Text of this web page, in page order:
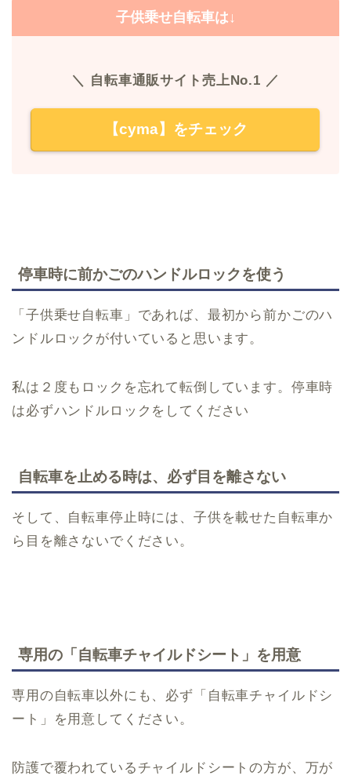
子供乗せ自転車は↓
＼ 自転車通販サイト売上No.1 ／
【cyma】をチェック
停車時に前かごのハンドルロックを使う
「子供乗せ自転車」であれば、最初から前かごのハ
ンドルロックが付いていると思います。
私は２度もロックを忘れて転倒しています。停車時
は必ずハンドルロックをしてください
自転車を止める時は、必ず目を離さない
そして、自転車停止時には、子供を載せた自転車か
ら目を離さないでください。
専用の「自転車チャイルドシート」を用意
専用の自転車以外にも、必ず「自転車チャイルドシ
ート」を用意してください。
防護で覆われているチャイルドシートの方が、万が